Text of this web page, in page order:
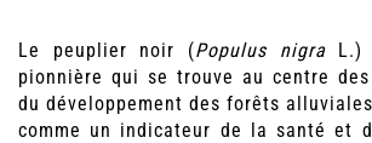
Le peuplier noir (Populus nigra L.)
pionnière qui se trouve au centre
du développement des forêts
comme un indicateur de la santé et